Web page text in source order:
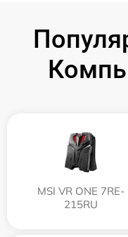
MSI VR ONE 7RE-
215RU